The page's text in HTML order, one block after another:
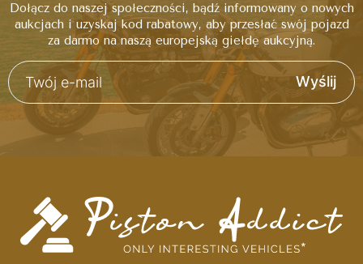
Dołącz do naszej społeczności, bądź informowany o nowych
aukcjach i uzyskaj kod rabatowy, aby przesłać swój pojazd
za darmo na naszą europejską giełdę aukcyjną.
Wyślij